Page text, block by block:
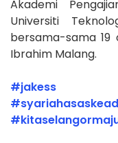
Akademi
Universiti
bersama-sama 19
Ibrahim Malang.
#jakess